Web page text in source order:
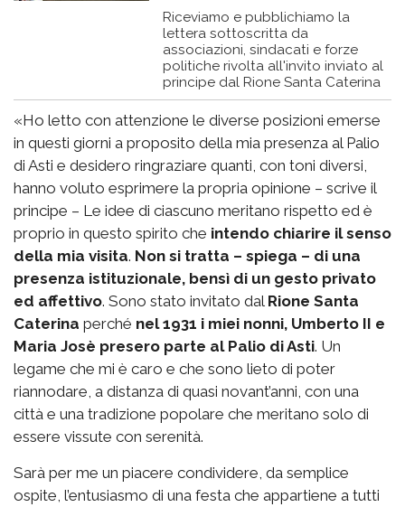
Riceviamo e pubblichiamo la
lettera sottoscritta da
associazioni, sindacati e forze
politiche rivolta all'invito inviato al
principe dal Rione Santa Caterina
«Ho letto con attenzione le diverse posizioni emerse
in questi giorni a proposito della mia presenza al Palio
di Asti e desidero ringraziare quanti, con toni diversi,
hanno voluto esprimere la propria opinione – scrive il
principe – Le idee di ciascuno meritano rispetto ed è
proprio in questo spirito che intendo chiarire il senso
della mia visita. Non si tratta – spiega – di una
presenza istituzionale, bensì di un gesto privato
ed affettivo. Sono stato invitato dal Rione Santa
Caterina perché nel 1931 i miei nonni, Umberto II e
Maria Josè presero parte al Palio di Asti. Un
legame che mi è caro e che sono lieto di poter
riannodare, a distanza di quasi novant’anni, con una
città e una tradizione popolare che meritano solo di
essere vissute con serenità.
Sarà per me un piacere condividere, da semplice
ospite, l’entusiasmo di una festa che appartiene a tutti